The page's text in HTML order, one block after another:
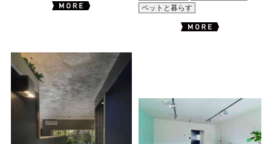
ペットと暮らす